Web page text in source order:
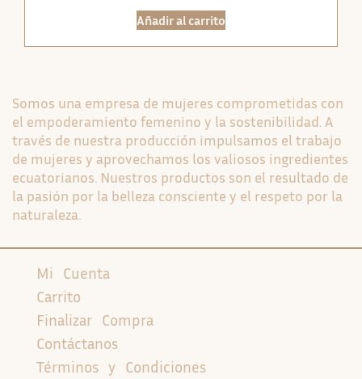
Añadir al carrito
Somos una empresa de mujeres comprometidas con
el empoderamiento femenino y la sostenibilidad. A
través de nuestra producción impulsamos el trabajo
de mujeres y aprovechamos los valiosos ingredientes
ecuatorianos. Nuestros productos son el resultado de
la pasión por la belleza consciente y el respeto por la
naturaleza.
Mi Cuenta
Carrito
Finalizar Compra
Contáctanos
Términos y Condiciones